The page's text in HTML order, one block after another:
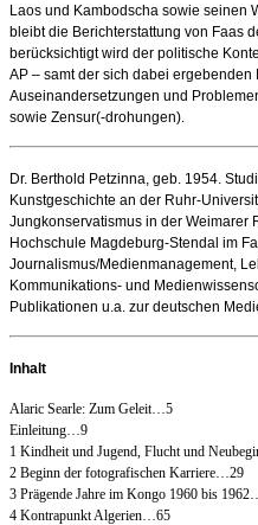
Laos und Kambodscha sowie seinen
bleibt die Berichterstattung von Faas
berücksichtigt wird der politische
AP – samt der sich dabei
Auseinandersetzungen und
sowie Zensur(-drohungen).
Dr. Berthold Petzinna, geb. 1954.
Kunstgeschichte an der Ruhr-
Jungkonservatismus in der Weimarer
Hochschule Magdeburg-Stendal im
Journalismus/Medienmanagement,
Kommunikations- und
Publikationen u.a. zur deutschen
Inhalt
Alaric Searle: Zum Geleit…5
Einleitung…9
1 Kindheit und Jugend, Flucht und
2 Beginn der fotografischen Karriere…29
3 Prägende Jahre im Kongo 1960 bis
4 Kontrapunkt Algerien…65